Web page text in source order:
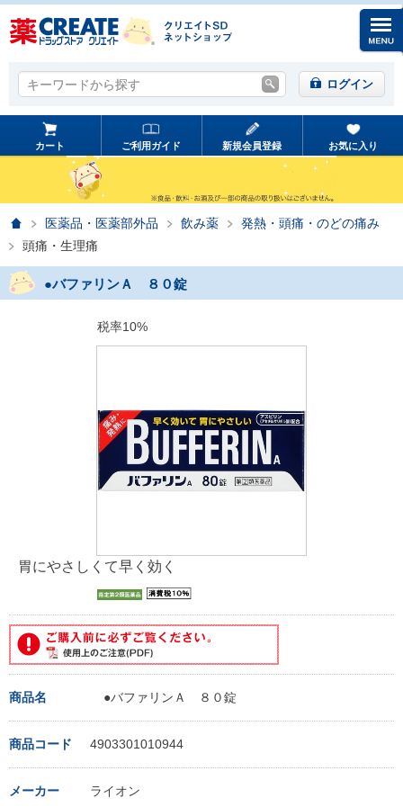
キーワードから探す
キーワードから探す ログイン
カート ご利用ガイド 新規会員登録 お気に入り
ホーム医薬品・医薬部外品 飲み薬
発熱・頭痛・のどの痛み
頭痛・生理痛
●バファリンＡ ８０錠
税率10%
胃にやさしくて早く効く
商品名 ●バファリンＡ ８０錠
商品コード 4903301010944
メーカー ライオン